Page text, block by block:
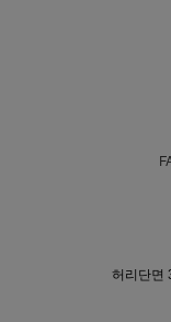
허리단면